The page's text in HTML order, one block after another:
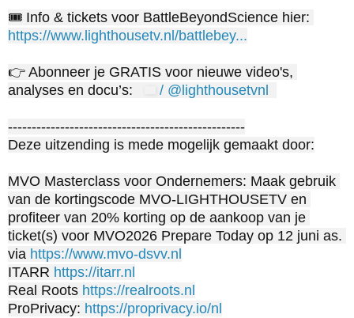
https://www.lighthousetv.nl/battlebey...
👉 Abonneer je GRATIS voor nieuwe video's,
analyses en docu’s:
/ @lighthousetvnl
--------------------------------------------------
Deze uitzending is mede mogelijk gemaakt door:
MVO Masterclass voor Ondernemers: Maak gebruik
van de kortingscode MVO-LIGHTHOUSETV en
profiteer van 20% korting op de aankoop van je
ticket(s) voor MVO2026 Prepare Today op 12 juni as.
via https://www.mvo-dsvv.nl
ITARR https://itarr.nl
Real Roots https://realroots.nl
ProPrivacy: https://proprivacy.io/nl